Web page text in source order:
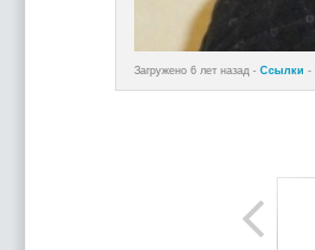
Загружено 6 лет назад - Ссылки -